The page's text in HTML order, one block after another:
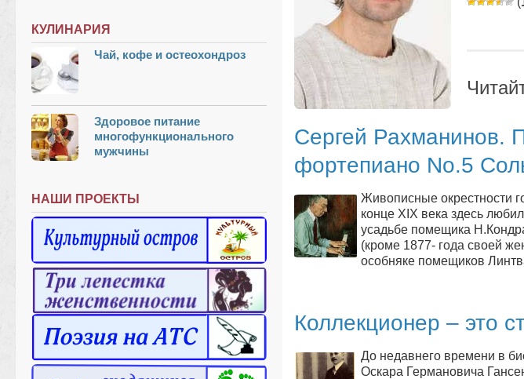
Сергей Рахманинов.
фортепиано No.5
Живописные окрестности
конце XIX века здесь
усадьбе помещика
(кроме 1877- года своей
особняке помещиков
Коллекционер – это
До недавнего времени в
Оскара Германовича
КУЛИНАРИЯ
Чай, кофе и остеохондроз
Здоровое питание
многофункционального
мужчины
НАШИ ПРОЕКТЫ